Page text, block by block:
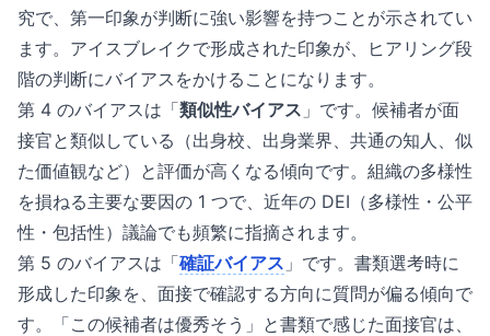
究で、第一印象が判断に強い影響を持つことが示されてい
ます。アイスブレイクで形成された印象が、ヒアリング段
階の判断にバイアスをかけることになります。
第 4 のバイアスは「類似性バイアス 」です。候補者が面
接官と類似している（出身校、出身業界、共通の知人、似
た価値観など）と評価が高くなる傾向です。組織の多様性
を損ねる主要な要因の 1 つで、近年の DEI（多様性・公平
性・包括性）議論でも頻繁に指摘されます。
第 5 のバイアスは「確証バイアス 」です。書類選考時に
形成した印象を、面接で確認する方向に質問が偏る傾向で
す。「この候補者は優秀そう」と書類で感じた面接官は、